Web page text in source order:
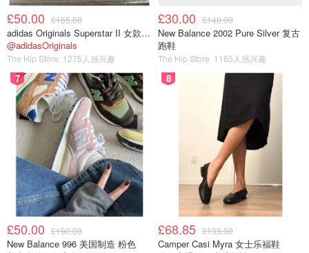
关的学习经历，只要完成课程的学习，无论最后是否通
过，学校一般都会酌情发一份Diploma或是
Certificate，含金量远不如学位证书。
英国本科或是研究生学位（Degree）
：你只有通过了
学校的考核，也就是通过了所有门课程的考试，至少拿
到Pass，学校才会为你颁发Degree学位证书。大家继
续深造或是找工作时需要出示的也是学位证书。
君君提示：你也可以写原创文章，
点此查看详情 >>
本文由VeronicasTeatime原创，著作权归作者本人和英国省钱快
报共同所有， 未经许可不得转载。封面图来自University of
Lincoln，文章仅代表作者看法， 如有更多内容分享或是对文中
观点有不同见解， 省钱快报欢迎您的投稿。
£50.00 £165.00
adidas Originals Superstar II 女款串珠休闲鞋 黑色
@adidasOriginals
The Hip Store 1275人感兴趣
£30.00 £140.00
New Balance 2002 Pure Silver 复古
跑鞋
The Hip Store 1165人感兴趣
7
£50.00 £190.00
New Balance 996 美国制造 粉色
8
£68.85 £135.00
Camper Casi Myra 女士乐福鞋